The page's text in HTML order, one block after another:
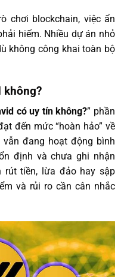
chơi blockchain, việc ẩn
hiếm. Nhiều dự án nhỏ
không công khai toàn bộ
không?
có uy tín không?” phần
đến mức “hoàn hảo” về
đang hoạt động bình
định và chưa ghi nhận
rút tiền, lừa đảo hay sập
và rủi ro cần cân nhắc